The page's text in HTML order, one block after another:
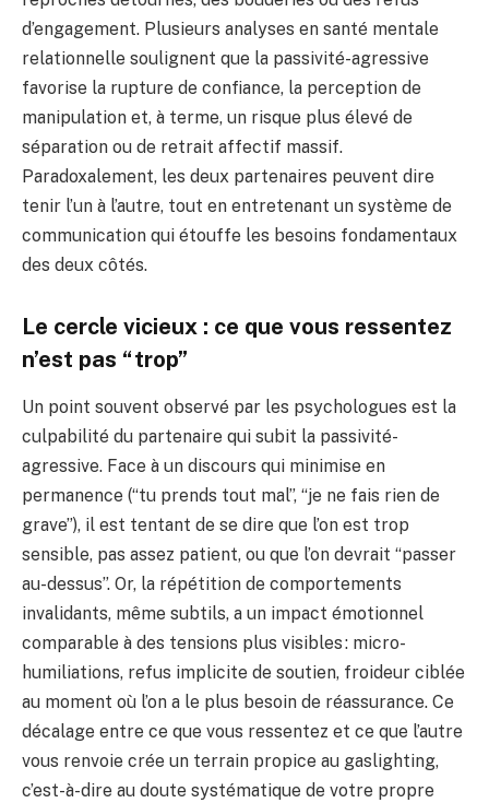
d’engagement. Plusieurs analyses en santé mentale
relationnelle soulignent que la passivité-agressive
favorise la rupture de confiance, la perception de
manipulation et, à terme, un risque plus élevé de
séparation ou de retrait affectif massif.
Paradoxalement, les deux partenaires peuvent dire
tenir l’un à l’autre, tout en entretenant un système de
communication qui étouffe les besoins fondamentaux
des deux côtés.
Le cercle vicieux : ce que vous ressentez
n’est pas “trop”
Un point souvent observé par les psychologues est la
culpabilité du partenaire qui subit la passivité-
agressive. Face à un discours qui minimise en
permanence (“tu prends tout mal”, “je ne fais rien de
grave”), il est tentant de se dire que l’on est trop
sensible, pas assez patient, ou que l’on devrait “passer
au-dessus”. Or, la répétition de comportements
invalidants, même subtils, a un impact émotionnel
comparable à des tensions plus visibles : micro-
humiliations, refus implicite de soutien, froideur ciblée
au moment où l’on a le plus besoin de réassurance. Ce
décalage entre ce que vous ressentez et ce que l’autre
vous renvoie crée un terrain propice au gaslighting,
c’est-à-dire au doute systématique de votre propre